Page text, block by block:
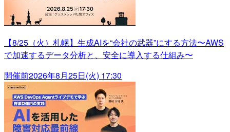
【8/25（火）札幌】生成AIを“会社の武器”にする方法〜AWS
で加速するデータ分析と、安全に導入する仕組み〜
開催前2026年8月25日(火) 17:30